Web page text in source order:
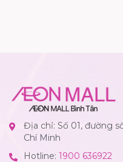
Địa chỉ: Số 01, đường
Chí Minh
Hotline: 1900 636922